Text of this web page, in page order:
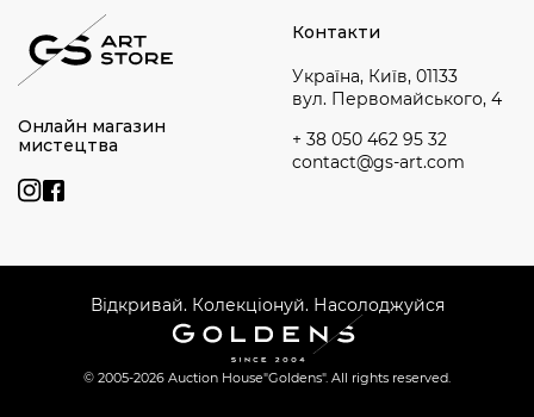
Онлайн магазин
мистецтва
Контакти
Україна, Київ, 01133
вул. Первомайського, 4
+ 38 050 462 95 32
contact@gs-art.com
© 2005-2026 Auction House"Goldens". All rights reserved.
Відкривай. Колекціонуй. Насолоджуйся